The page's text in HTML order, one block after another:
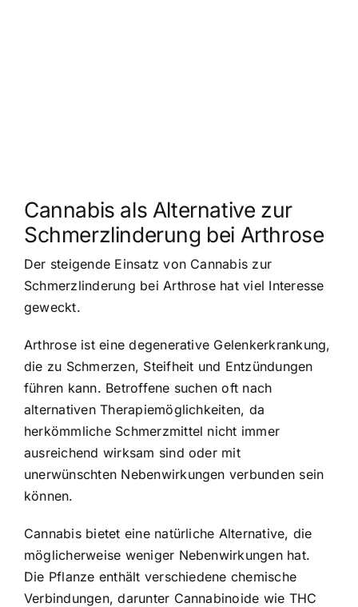
Cannabis als Alternative zur
Schmerzlinderung bei Arthrose
Der steigende Einsatz von Cannabis zur
Schmerzlinderung bei Arthrose hat viel Interesse
geweckt.
Arthrose ist eine degenerative Gelenkerkrankung,
die zu Schmerzen, Steifheit und Entzündungen
führen kann. Betroffene suchen oft nach
alternativen Therapiemöglichkeiten, da
herkömmliche Schmerzmittel nicht immer
ausreichend wirksam sind oder mit
unerwünschten Nebenwirkungen verbunden sein
können.
Cannabis bietet eine natürliche Alternative, die
möglicherweise weniger Nebenwirkungen hat.
Die Pflanze enthält verschiedene chemische
Verbindungen, darunter Cannabinoide wie THC